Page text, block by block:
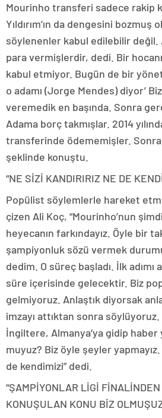
Mourinho transferi sadece rakip
Yıldırım’ın da dengesini bozmuş
söylenenler kabul edilebilir değil.
para vermişlerdir, dedi. Bir
kabul etmiyor. Bugün de bir
o adamı (Jorge Mendes) diyor’
veremedik en başında. Sonra
Adama borç takmışlar. 2014
transferinde ödememişler. Sonra
şeklinde konuştu.
“NE SİZİ KANDIRIRIZ NE DE
Popülist söylemlerle hareket
çizen Ali Koç, “Mourinho’nun
heyecanın farkındayız. Öyle bir
şampiyonluk sözü vermek
dedim. O süreç başladı. İlk adımı
süre içerisinde gelecektir. Biz
gelmiyoruz. Anlaştık diyorsak
imzayı attıktan sonra
İngiltere, Almanya’ya gidip haber
muyuz? Biz öyle şeyler yapmayız.
de kendimizi” dedi.
“ŞAMPİYONLAR LİGİ
KONUŞULAN KONU BİZ